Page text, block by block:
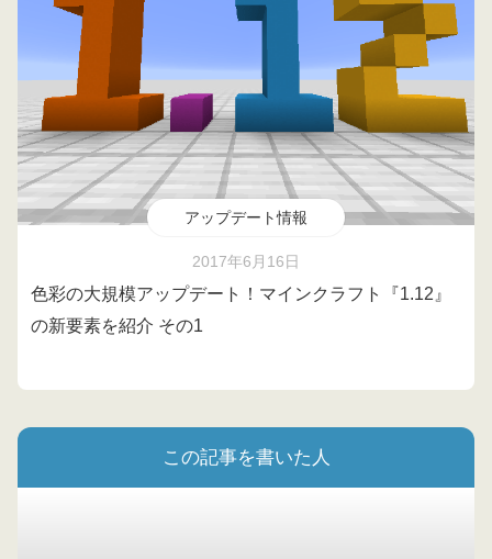
アップデート情報
2017年6月16日
色彩の大規模アップデート！マインクラフト『1.12』
の新要素を紹介 その1
この記事を書いた人